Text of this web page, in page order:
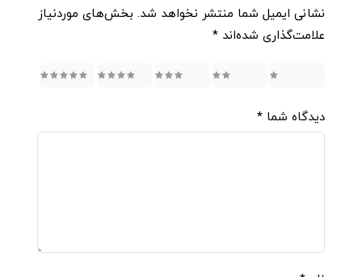
نشانی ایمیل شما منتشر نخواهد شد. بخش‌های موردنیاز
علامت‌گذاری شده‌اند *
5
دیدگاه شما *